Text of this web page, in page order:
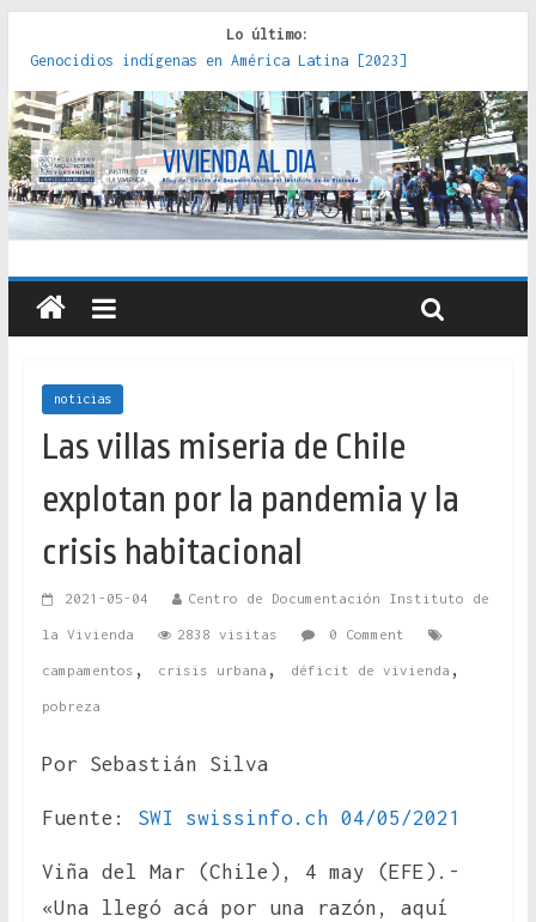
Lo último:
Genocidios indígenas en América Latina [2023]
Estudios sobre la espacialización de los Estados :
políticas, prácticas y representaciones [2022]
Donde el pedernal choca con el acero : hacia una teoría
crítica de las fronteras latinoamericanas [2020]
Criterios técnicos para una vivienda adecuada [2019]
Red de consultorios de la Caja del Seguro Obrero en
Santiago : un patrimonio emblemático [2014]
noticias
Las villas miseria de Chile
explotan por la pandemia y la
crisis habitacional
2021-05-04 Centro de Documentación Instituto de
la Vivienda 2838 visitas 0 Comment
campamentos , crisis urbana , déficit de vivienda ,
pobreza
Por Sebastián Silva
Fuente: SWI swissinfo.ch 04/05/2021
Viña del Mar (Chile), 4 may (EFE).-
«Una llegó acá por una razón, aquí